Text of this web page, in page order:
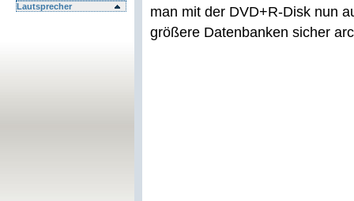
Lautsprecher
man mit der DVD+R-Disk nun
größere Datenbanken sicher